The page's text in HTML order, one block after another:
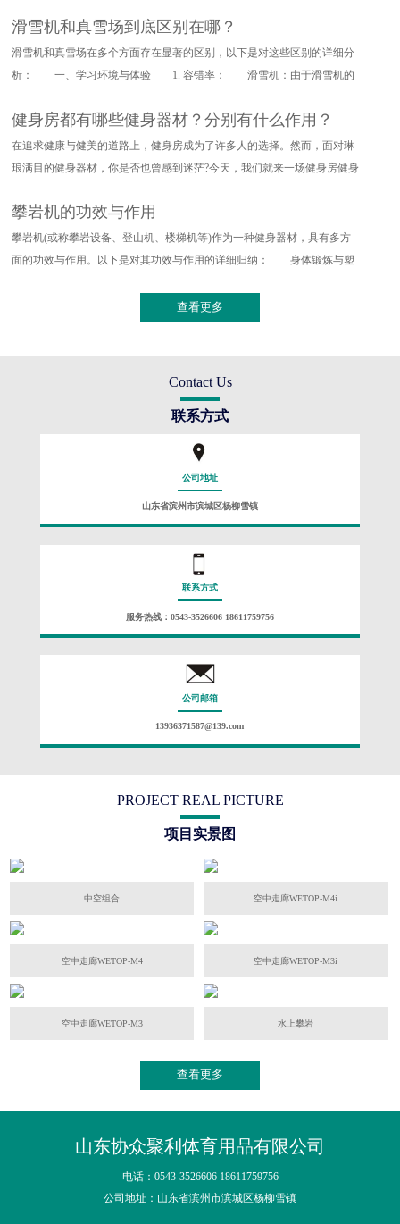
滑雪机和真雪场到底区别在哪？
雪机和真雪场在多个方面存在显著的区别，以下是对这些区别的详细分
析： 一、学习环境与体验 1. 容错率： 滑雪机：由于滑雪机的
健身房都有哪些健身器材？分别有什么作用？
追求健康与健美的道路上，健身房成为了许多人的选择。然而，面对琳
琅满目的健身器材，你是否也曾感到迷茫?今天，我们就来一场健身房健身
攀岩机的功效与作用
岩机(或称攀岩设备、登山机、楼梯机等)作为一种健身器材，具有多方
面的功效与作用。以下是对其功效与作用的详细归纳： 身体锻炼与塑
查看更多
Contact Us
联系方式
公司地址
山东省滨州市滨城区杨柳雪镇
联系方式
服务热线：0543-3526606 18611759756
公司邮箱
13936371587@139.com
PROJECT REAL PICTURE
项目实景图
中空组合 空中走廊WETOP-M4i
空中走廊WETOP-M4 空中走廊WETOP-M3i
空中走廊WETOP-M3 水上攀岩
查看更多
山东协众聚利体育用品有限公司
电话：0543-3526606 18611759756
公司地址：山东省滨州市滨城区杨柳雪镇